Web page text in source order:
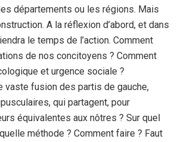
départements ou les régions. Mais
A la réflexion d’abord, et dans
le temps de l’action. Comment
de nos concitoyens ? Comment
et urgence sociale ?
vaste fusion des partis de gauche,
qui partagent, pour
équivalentes aux nôtres ? Sur quel
méthode ? Comment faire ? Faut